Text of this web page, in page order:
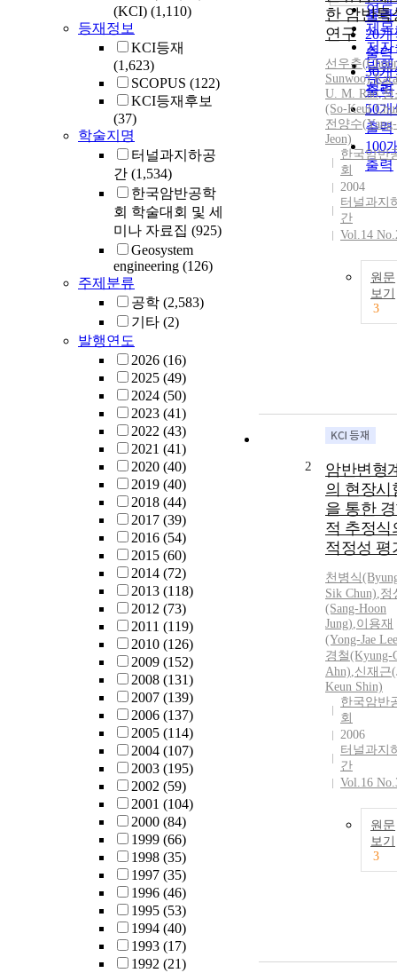
(KCI) (1,110)
등재정보
KCI등재
(1,623)
SCOPUS (122)
KCI등재후보
(37)
학술지명
터널과지하공
간 (1,534)
한국암반공학
회 학술대회 및 세
미나 자료집 (925)
Geosystem
engineering (126)
주제분류
공학 (2,583)
기타 (2)
발행연도
2026 (16)
2025 (49)
2024 (50)
2023 (41)
2022 (43)
2021 (41)
2020 (40)
2019 (40)
2018 (44)
2017 (39)
2016 (54)
2015 (60)
2014 (72)
2013 (118)
2012 (73)
2011 (119)
2010 (126)
2009 (152)
2008 (131)
2007 (139)
2006 (137)
2005 (114)
2004 (107)
2003 (195)
2002 (59)
2001 (104)
2000 (84)
1999 (66)
1998 (35)
1997 (35)
1996 (46)
1995 (53)
1994 (40)
1993 (17)
1992 (21)
연도
제목
저
발행
관순
출력
20개
출력
30개
출력
50개
출력
100
출력
한 암반특
연구
선우춘
Sunwoo),
U. M. Rao,정
(So-Keul
전양수
Jeon)
한국암반
회
2004
터널과지
간
Vol.14
원문
보기
3
2
암반변형
의 현장시
을 통한
적 추정식
적정성 평
천병식
Sik Chun),정
(Sang-Hoon
Jung),이용재
(Yong-Jae
경철(Kyung-
Ahn),신재근
Keun Shin)
한국암반
회
2006
터널과지
간
Vol.16
원문
보기
3